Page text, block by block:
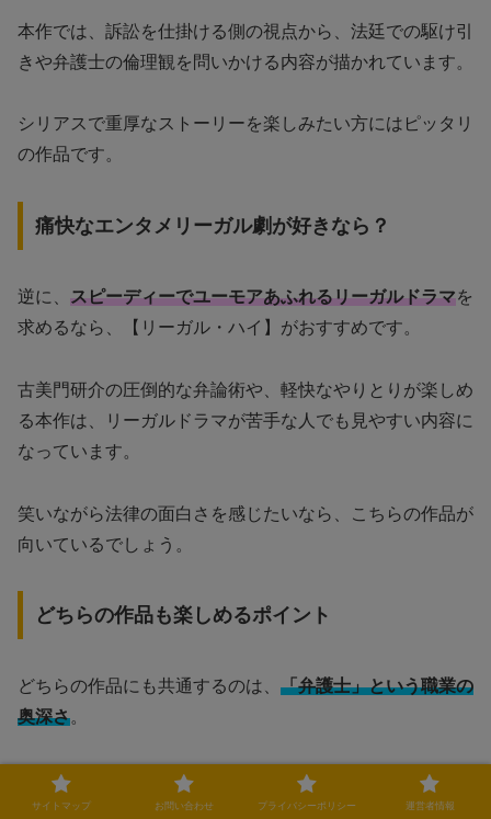
本作では、訴訟を仕掛ける側の視点から、法廷での駆け引
きや弁護士の倫理観を問いかける内容が描かれています。
シリアスで重厚なストーリーを楽しみたい方にはピッタリ
の作品です。
痛快なエンタメリーガル劇が好きなら？
逆に、 スピーディーでユーモアあふれるリーガルドラマを
求めるなら、【リーガル・ハイ】がおすすめです。
古美門研介の圧倒的な弁論術や、軽快なやりとりが楽しめ
る本作は、リーガルドラマが苦手な人でも見やすい内容に
なっています。
笑いながら法律の面白さを感じたいなら、こちらの作品が
向いているでしょう。
どちらの作品も楽しめるポイント
どちらの作品にも共通するのは、 「弁護士」という職業の
奥深さ。
法律を武器に戦う弁護士たちが、それぞれの価値観で法廷
に立つ姿は、どちらの作品でも大きな魅力となっていま
サイトマップ お問い合わせ プライバシーポリシー 運営者情報